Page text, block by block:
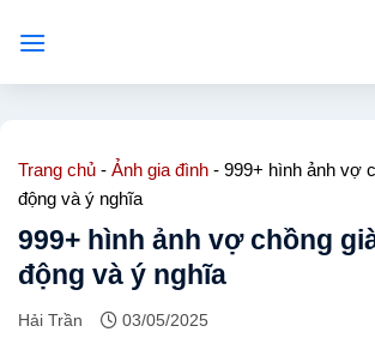
qua
Trang chủ - Ảnh gia đình - 999+ hình ảnh vợ
động và ý nghĩa
999+ hình ảnh vợ chồng
động và ý nghĩa
Hải Trần 03/05/2025